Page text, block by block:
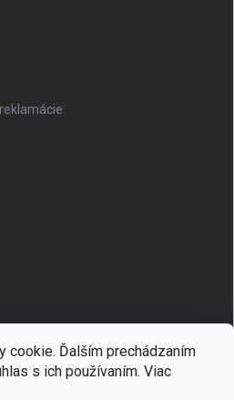
cookie. Ďalším prechádzaním
s ich používaním. Viac